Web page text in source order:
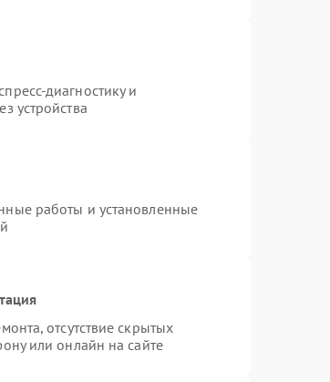
диагностику и
устройства
работы и установленные
отсутствие скрытых
или онлайн на сайте